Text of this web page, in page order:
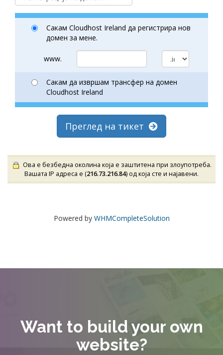
Сакам Cloudhost Ireland да регистрира нов
домен за мене.
www.
Сакам да извршам трансфер на домен
Cloudhost Ireland
Преглед на тикет
Ова е безбедна околина која е заштитена при злоупотреба.
Вашата IP адреса е (216.73.216.84) од која сте и најавени.
Powered by WHMCompleteSolution
Want to build your own
website?